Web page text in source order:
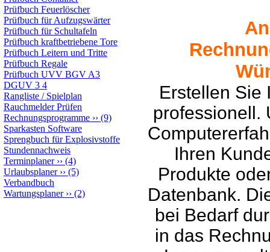
Prüfbuch Feuerlöscher
Prüfbuch für Aufzugswärter
Prüfbuch für Schultafeln
Prüfbuch kraftbetriebene Tore
Prüfbuch Leitern und Tritte
Prüfbuch Regale
Prüfbuch UVV BGV A3
DGUV 3 4
Rangliste / Spielplan
Rauchmelder Prüfen
Rechnungsprogramme ›› (9)
Sparkasten Software
Sprengbuch für Explosivstoffe
Stundennachweis
Terminplaner›› (4)
Urlaubsplaner›› (5)
Verbandbuch
Wartungsplaner›› (2)
Erstellen Sie
professionell.
Ihren
Produkte
Datenbank.
bei Bedarf
in das